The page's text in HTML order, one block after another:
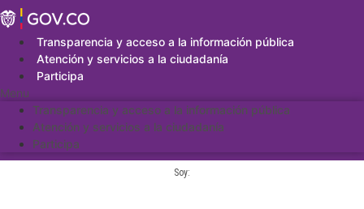
Saltar
al
contenidoTransparencia y acceso a la información pública
Atención y servicios a la ciudadanía
Participa
Menu
Transparencia y acceso a la información pública
Atención y servicios a la ciudadanía
Participa
Soy: